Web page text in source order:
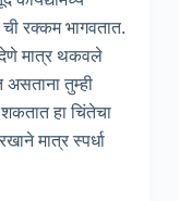
रक्कम भागवतात.
देणे मात्र थकवले
असताना तुम्ही
हा चिंतेचा
मात्र स्पर्धा